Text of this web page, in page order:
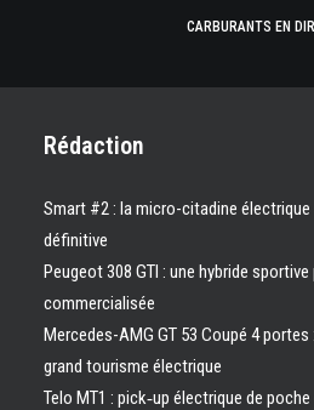
CARBURANTS EN
Rédaction
Smart #2 : la micro-citadine
définitive
Peugeot 308 GTI : une hybride
commercialisée
Mercedes-AMG GT 53 Coupé 4
grand tourisme électrique
Telo MT1 : pick‑up électrique de